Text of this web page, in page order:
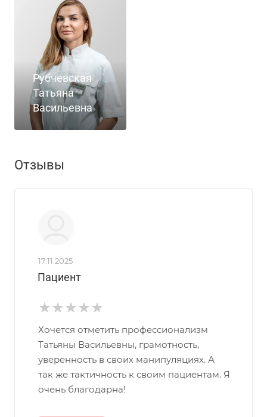
Рубчевская
Татьяна
Васильевна
Отзывы
17.11.2025
Пациент
Хочется отметить профессионализм
Татьяны Васильевны, грамотность,
уверенность в своих манипуляциях. А
так же тактичность к своим пациентам. Я
очень благодарна!